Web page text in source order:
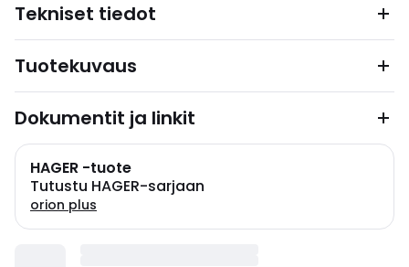
Tekniset tiedot
Tuotekuvaus
Dokumentit ja linkit
HAGER -tuote
Tutustu HAGER-sarjaan
orion plus